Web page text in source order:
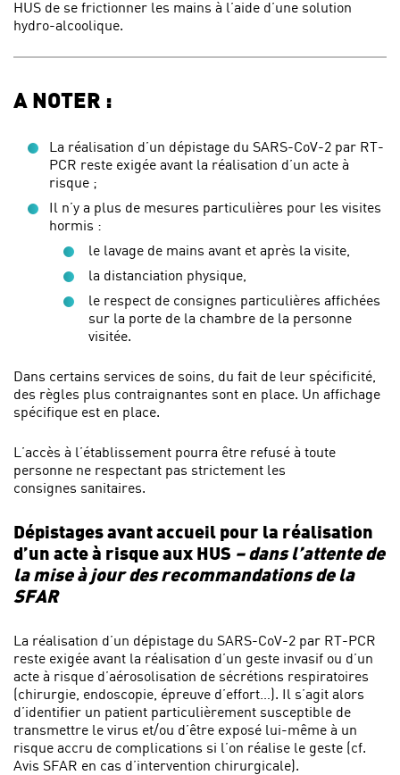
HUS de se frictionner les mains à l’aide d’une solution
hydro-alcoolique.
A NOTER :
La réalisation d’un dépistage du SARS-CoV-2 par RT-
PCR reste exigée avant la réalisation d’un acte à
risque ;
Il n’y a plus de mesures particulières pour les visites
hormis :
le lavage de mains avant et après la visite,
la distanciation physique,
le respect de consignes particulières affichées
sur la porte de la chambre de la personne
visitée.
Dans certains services de soins, du fait de leur spécificité,
des règles plus contraignantes sont en place. Un affichage
spécifique est en place.
L’accès à l’établissement pourra être refusé à toute
personne ne respectant pas strictement les
consignes sanitaires.
Dépistages avant accueil pour la réalisation
d’un acte à risque aux HUS – dans l’attente de
la mise à jour des recommandations de la
SFAR
La réalisation d’un dépistage du SARS-CoV-2 par RT-PCR
reste exigée avant la réalisation d’un geste invasif ou d’un
acte à risque d’aérosolisation de sécrétions respiratoires
(chirurgie, endoscopie, épreuve d’effort…). Il s’agit alors
d’identifier un patient particulièrement susceptible de
transmettre le virus et/ou d’être exposé lui-même à un
risque accru de complications si l’on réalise le geste (cf.
Avis SFAR en cas d’intervention chirurgicale).